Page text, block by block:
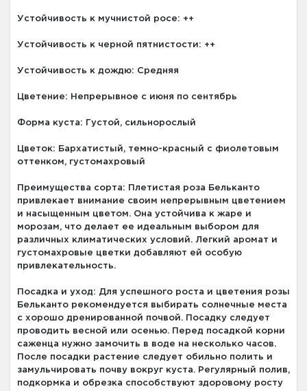
Устойчивость к мучнистой росе: ++
Устойчивость к черной пятнистости: ++
Устойчивость к дождю: Средняя
Цветение: Непрерывное с июня по сентябрь
Форма куста: Густой, сильнорослый
Цветок: Бархатистый, темно-красный с фиолетовым
оттенком, густомахровый
Преимущества сорта: Плетистая роза Бельканто
привлекает внимание своим непрерывным цветением
и насыщенным цветом. Она устойчива к жаре и
морозам, что делает ее идеальным выбором для
различных климатических условий. Легкий аромат и
густомахровые цветки добавляют ей особую
привлекательность.
Посадка и уход: Для успешного роста и цветения розы
Бельканто рекомендуется выбирать солнечные места
с хорошо дренированной почвой. Посадку следует
проводить весной или осенью. Перед посадкой корни
саженца нужно замочить в воде на несколько часов.
После посадки растение следует обильно полить и
замульчировать почву вокруг куста. Регулярный полив,
подкормка и обрезка способствуют здоровому росту